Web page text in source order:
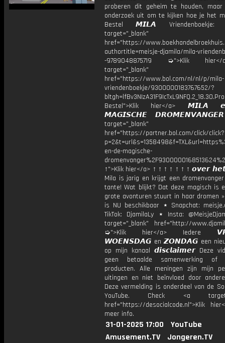
proberen dit geheim te houden,
onderzoek uit om te kijken hoe je het
Bestel 𝙈𝙄𝙇𝘼
target="_blank"
href="https://
authortitle=meisje-djamila/mila-
-9789048875719 ➭">Klik
target="_blank"
href="https://www.bol.com/nl/nl/p/mila-
vriendenboekje/9300000183767652/?
Bestel">Klik hier</a>
𝙈𝘼𝙂𝙄𝙎𝘾𝙃𝙀
target="_blank"
href="https://partner.bol.com/click/click?
en-de-magische-
↑">Klik hier</a> ↑ ↑ ↑ ↑ ↑ ↑ ↑ 𝙤𝙫𝙚𝙧
Mila is jarig en krijgt een
tante! Wat blijkt? Dat deze magisch is
grote avonturen stuurt in haar dromen
is NU beschikbaar ⋆ Snapchat:
TikTok: DjamilaLy ⋆ Insta:
target="_blank" href="http://
➭">Klik hier</a> Iedere
𝙒𝙊𝙀𝙉𝙎𝘿𝘼𝙂 en 𝙕𝙊𝙉𝘿𝘼𝙂 een
op mijn kanaal 𝙙𝙞𝙨𝙘𝙡𝙖𝙞𝙢𝙚𝙧 Deze
geen betaalde samenwerking of
producten. Alle meningen zijn mijn
uitingen en niet beïnvloed door
Deze vermelding is onderdeel van de
YouTube. Check <a
href="https://desocialcode.nl">Klik
meer info.
31-01-2025 17:00
YouTube
Amusement.TV
Jongeren.TV